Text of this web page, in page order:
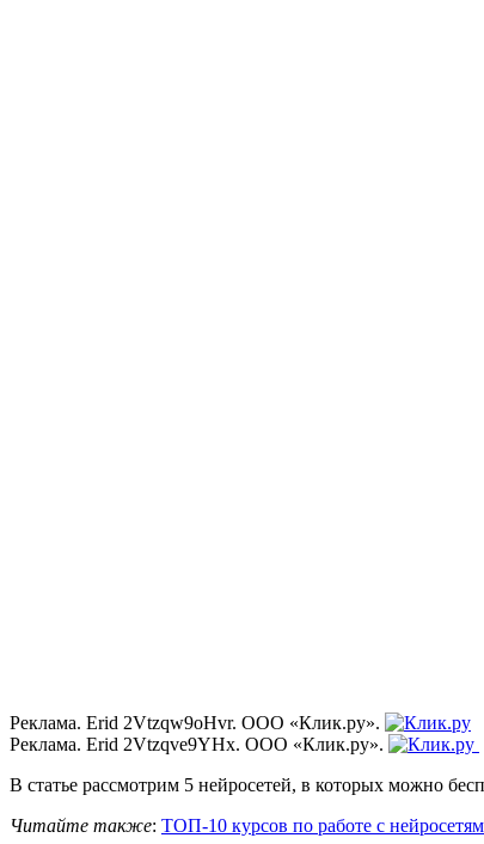
Реклама. Erid 2Vtzqw9oHvr. ООО «Клик.ру».
Реклама. Erid 2Vtzqve9YHx. ООО «Клик.ру».
В статье рассмотрим 5 нейросетей, в которых можно
Читайте также: ТОП-10 курсов по работе с